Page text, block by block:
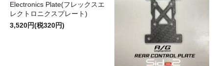
Electronics Plate(フレックスエ
レクトロニクスプレート)
3,520円(税320円)